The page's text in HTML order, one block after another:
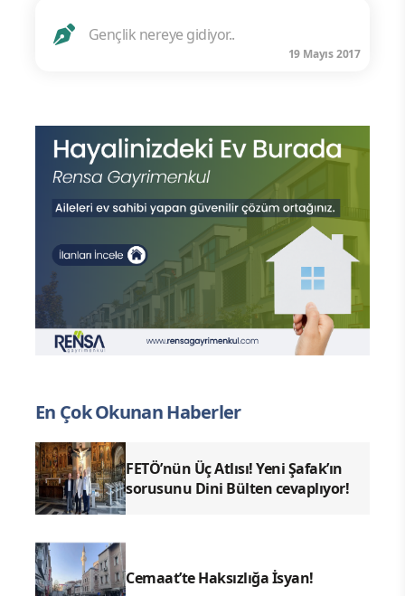
Gençlik nereye gidiyor..
19 Mayıs 2017
En Çok Okunan Haberler
FETÖ’nün Üç Atlısı! Yeni Şafak’ın
sorusunu Dini Bülten cevaplıyor!
Cemaat’te Haksızlığa İsyan!